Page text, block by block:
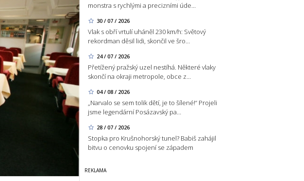
monstra s rychlými a precizními úde…
30 / 07 / 2026
Vlak s obří vrtulí uháněl 230 km/h: Světový
rekordman děsil lidi, skončil ve šro…
24 / 07 / 2026
Přetížený pražský uzel nestíhá. Některé vlaky
skončí na okraji metropole, obce z…
04 / 08 / 2026
„Narvalo se sem tolik dětí, je to šílené!“ Projeli
jsme legendární Posázavský pa…
28 / 07 / 2026
Stopka pro Krušnohorský tunel? Babiš zahájil
bitvu o cenovku spojení se západem